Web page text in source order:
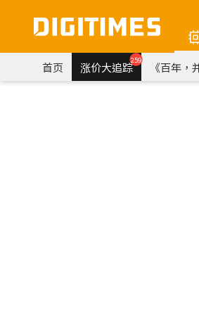
首页 涨价大追踪259 《百年